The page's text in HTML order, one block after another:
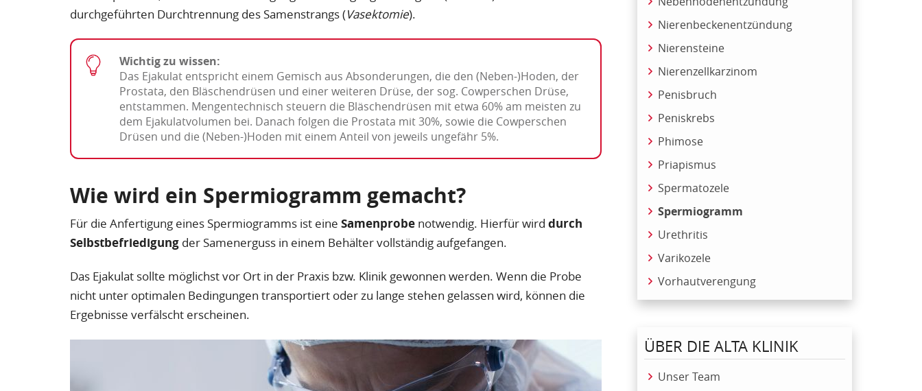
durchgeführten Durchtrennung des Samenstrangs (Vasektomie).
Wichtig zu wissen:
Das Ejakulat entspricht einem Gemisch aus Absonderungen, die den (Neben-)Hoden, der
Prostata, den Bläschendrüsen und einer weiteren Drüse, der sog. Cowperschen Drüse,
entstammen. Mengentechnisch steuern die Bläschendrüsen mit etwa 60% am meisten zu
dem Ejakulatvolumen bei. Danach folgen die Prostata mit 30%, sowie die Cowperschen
Drüsen und die (Neben-)Hoden mit einem Anteil von jeweils ungefähr 5%.
Wie wird ein Spermiogramm gemacht?
Für die Anfertigung eines Spermiogramms ist eine Samenprobe notwendig. Hierfür wird durch
Selbstbefriedigung der Samenerguss in einem Behälter vollständig aufgefangen.
Das Ejakulat sollte möglichst vor Ort in der Praxis bzw. Klinik gewonnen werden. Wenn die Probe
nicht unter optimalen Bedingungen transportiert oder zu lange stehen gelassen wird, können die
Ergebnisse verfälscht erscheinen.
Nierenbeckenentzündung
Nierensteine
Nierenzellkarzinom
Penisbruch
Peniskrebs
Phimose
Priapismus
Spermatozele
Spermiogramm
Urethritis
Varikozele
Vorhautverengung
ÜBER DIE ALTA KLINIK
Unser Team